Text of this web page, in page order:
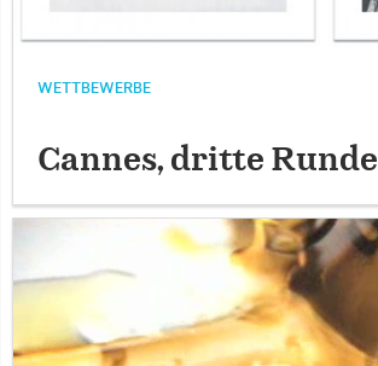
WETTBEWERBE
Cannes, dritte Runde